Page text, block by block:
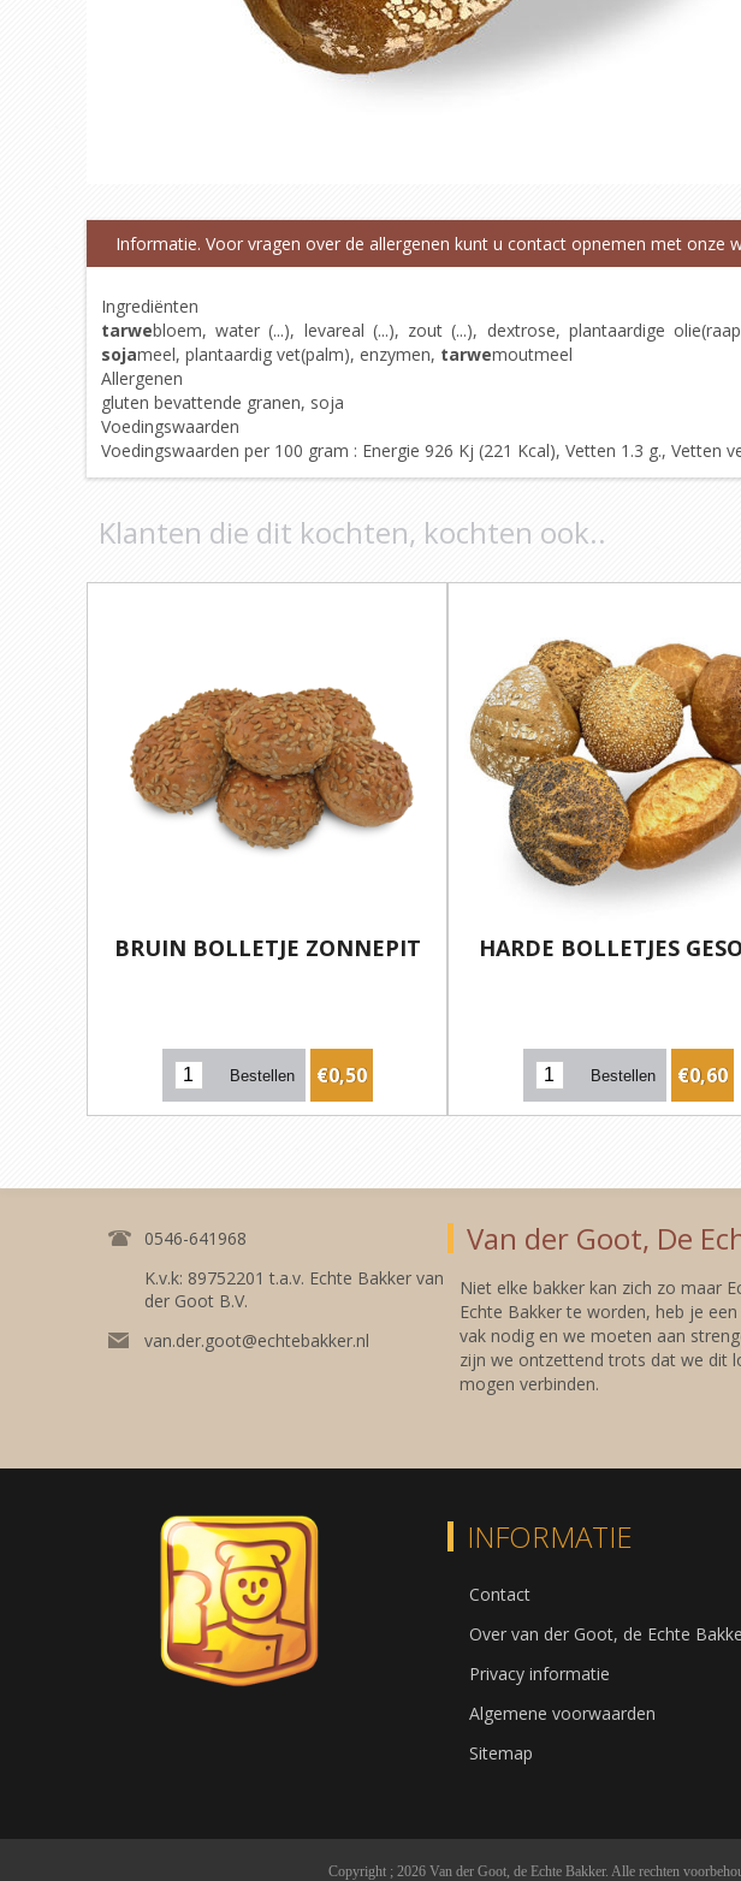
Informatie. Voor vragen over de allergenen kunt u contact opnemen met onze
Ingrediënten
tarwebloem, water (...), levareal (...), zout (...), dextrose, plantaardige
sojameel, plantaardig vet(palm), enzymen, tarwemoutmeel
Allergenen
gluten bevattende granen, soja
Voedingswaarden
Voedingswaarden per 100 gram : Energie 926 Kj (221 Kcal), Vetten 1.3 g., Vetten
Klanten die dit kochten, kochten ook..
BRUIN BOLLETJE ZONNEPIT
€0,50
HARDE BOLLETJES
€0,60
0546-641968
K.v.k: 89752201 t.a.v. Echte Bakker van
der Goot B.V.
van.der.goot@echtebakker.nl
Van der Goot, De
Niet elke bakker kan zich zo maar
Echte Bakker te worden, heb je
vak nodig en we moeten aan
zijn we ontzettend trots dat we dit
mogen verbinden.
INFORMATIE
Contact
Over van der Goot, de Echte
Privacy informatie
Algemene voorwaarden
Sitemap
Copyright ; 2026 Van der Goot, de Echte Bakker. Alle rechten